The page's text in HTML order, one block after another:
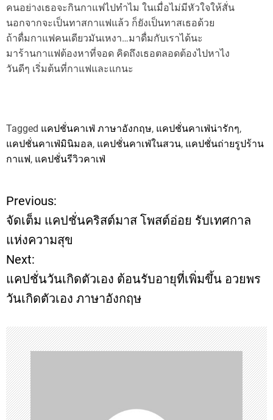
คนอย่างเธอจะกินกาแฟไปทำไม ในเมื่อไม่มีหัวใจให้สั่น
นอกจากจะเป็นทาสกาแฟ​แล้ว ก็ยังเป็นทาสเธอด้วย
ถ้าดื่มกาแฟคนเดียวมันเหงา…มาดื่มกับเราได้นะ
มาร้านกาแฟต้องหาที่จอด คิดถึงเธอตลอดต้องไปหาไง
วันดีๆ เริ่มต้นที่กาแฟและแกนะ
Tagged แคปชั่นคาเฟ่ ภาษาอังกฤษ, แคปชั่นคาเฟ่น่ารักๆ,
แคปชั่นคาเฟ่มินิมอล, แคปชั่นคาเฟ่ในสวน, แคปชั่นถ่ายรูปร้าน
กาแฟ, แคปชั่นรีวิวคาเฟ่
P
o
s
t
n
a
v
i
Previous:
จัดเต็ม แคปชั่นคริสต์มาส โพสต์อ่อย รับเทศกาล
แห่งความสุข
Next:
แคปชั่นวันเกิดตัวเอง ต้อนรับอายุที่เพิ่มขึ้น อวยพร
วันเกิดตัวเอง ภาษาอังกฤษ